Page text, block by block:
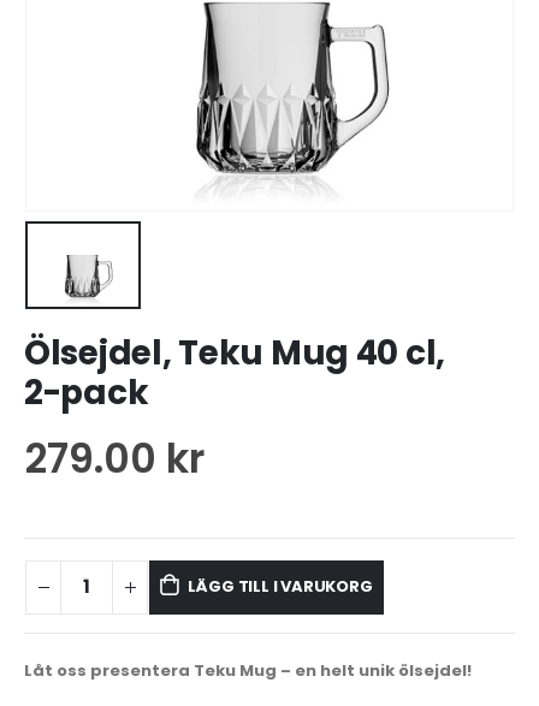
Ölsejdel, Teku Mug 40 cl,
2-pack
279.00 kr
LÄGG TILL I VARUKORG
Låt oss presentera Teku Mug – en helt unik ölsejdel!